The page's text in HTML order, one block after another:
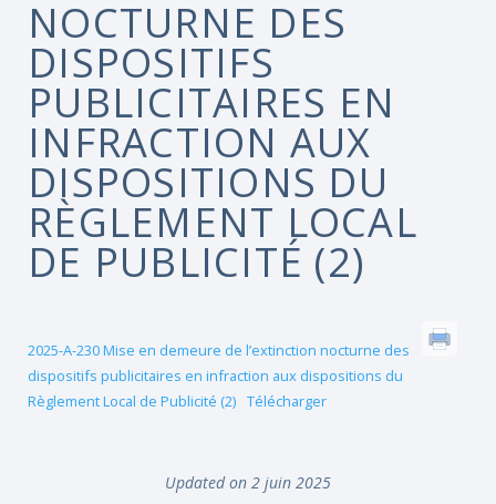
NOCTURNE DES
DISPOSITIFS
PUBLICITAIRES EN
INFRACTION AUX
DISPOSITIONS DU
RÈGLEMENT LOCAL
DE PUBLICITÉ (2)
2025-A-230 Mise en demeure de l’extinction nocturne des
dispositifs publicitaires en infraction aux dispositions du
Règlement Local de Publicité (2) Télécharger
Updated on 2 juin 2025